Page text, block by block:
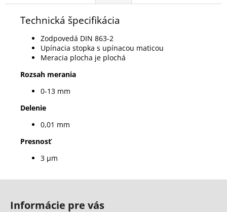
Technická špecifikácia
Zodpovedá DIN 863-2
Upínacia stopka s upínacou maticou
Meracia plocha je plochá
Rozsah merania
0-13 mm
Delenie
0,01 mm
Presnosť
3 µm
Informácie pre vás